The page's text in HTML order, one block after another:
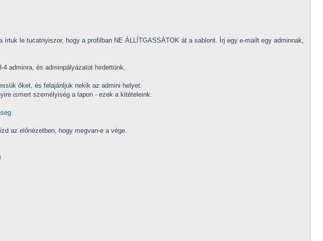
le tucatnyiszor, hogy a profilban NE ÁLLÍTGASSÁTOK át a sablont. Írj egy e-mailt egy adminnak,
adminra, és adminpályázatot hirdettünk.
őket, és felajánljuk nekik az admini helyet.
ismert személyiség a lapon - ezek a kitételeink.
az előnézetben, hogy megvan-e a vége.